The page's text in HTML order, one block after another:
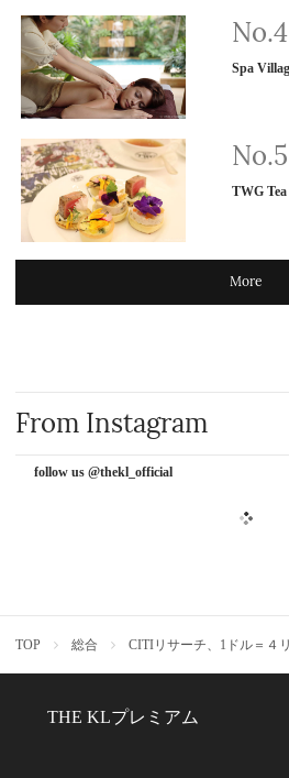
Spa
TWG
More
From Instagram
follow us @thekl_official
TOP 総合 CITIリサーチ、1ドル＝４
THE KLプレミアム